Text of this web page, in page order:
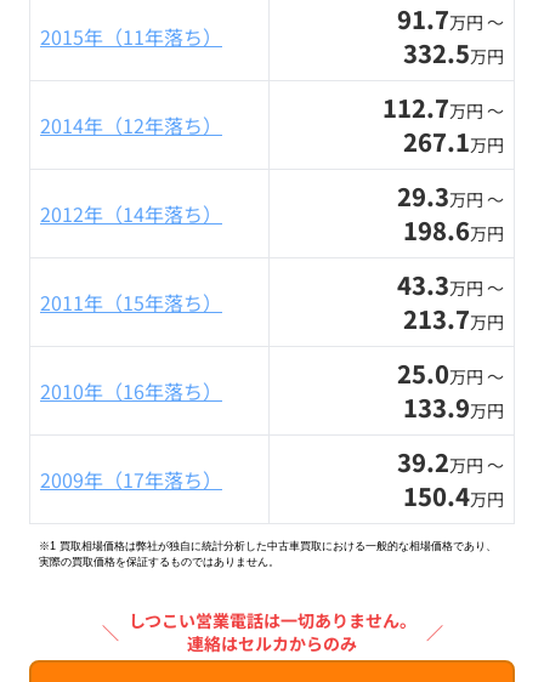
2015年（11年落ち） 91.7万円 〜
332.5万円
2014年（12年落ち） 112.7万円 〜
267.1万円
2012年（14年落ち） 29.3万円 〜
198.6万円
2011年（15年落ち） 43.3万円 〜
213.7万円
2010年（16年落ち） 25.0万円 〜
133.9万円
2009年（17年落ち） 39.2万円 〜
150.4万円
※1 買取相場価格は弊社が独自に統計分析した中古車買取における一般的な相場価格であり、
実際の買取価格を保証するものではありません。
＼ しつこい営業電話は一切ありません。
連絡はセルカからのみ
／